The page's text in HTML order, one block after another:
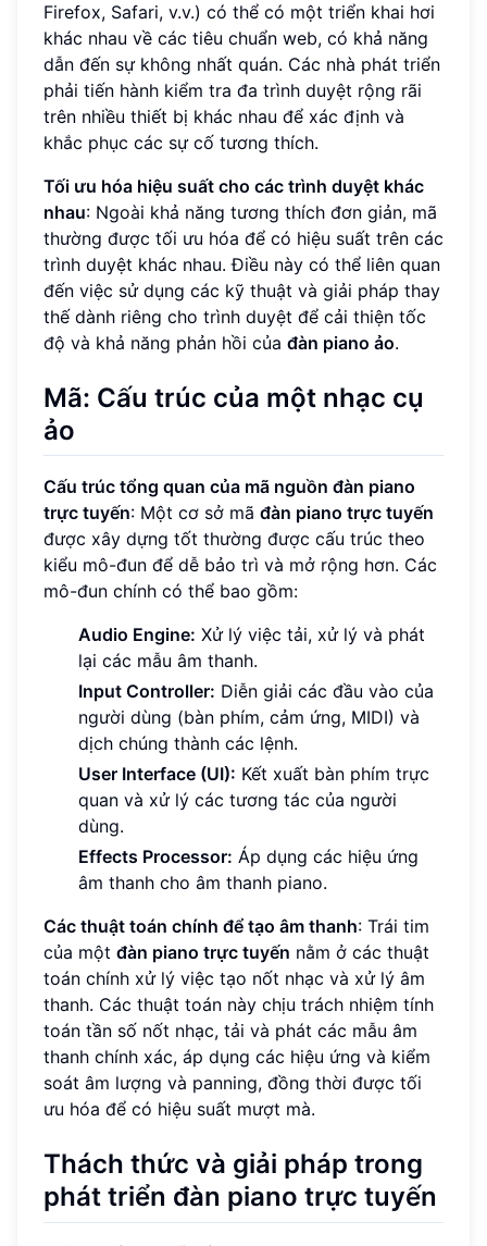
Firefox, Safari, v.v.) có thể có một triển khai hơi
khác nhau về các tiêu chuẩn web, có khả năng
dẫn đến sự không nhất quán. Các nhà phát triển
phải tiến hành kiểm tra đa trình duyệt rộng rãi
trên nhiều thiết bị khác nhau để xác định và
khắc phục các sự cố tương thích.
Tối ưu hóa hiệu suất cho các trình duyệt khác
nhau: Ngoài khả năng tương thích đơn giản, mã
thường được tối ưu hóa để có hiệu suất trên các
trình duyệt khác nhau. Điều này có thể liên quan
đến việc sử dụng các kỹ thuật và giải pháp thay
thế dành riêng cho trình duyệt để cải thiện tốc
độ và khả năng phản hồi của đàn piano ảo.
Mã: Cấu trúc của một nhạc cụ
ảo
Cấu trúc tổng quan của mã nguồn đàn piano
trực tuyến: Một cơ sở mã đàn piano trực tuyến
được xây dựng tốt thường được cấu trúc theo
kiểu mô-đun để dễ bảo trì và mở rộng hơn. Các
mô-đun chính có thể bao gồm:
Audio Engine: Xử lý việc tải, xử lý và phát
lại các mẫu âm thanh.
Input Controller: Diễn giải các đầu vào của
người dùng (bàn phím, cảm ứng, MIDI) và
dịch chúng thành các lệnh.
User Interface (UI): Kết xuất bàn phím trực
quan và xử lý các tương tác của người
dùng.
Effects Processor: Áp dụng các hiệu ứng
âm thanh cho âm thanh piano.
Các thuật toán chính để tạo âm thanh: Trái tim
của một đàn piano trực tuyến nằm ở các thuật
toán chính xử lý việc tạo nốt nhạc và xử lý âm
thanh. Các thuật toán này chịu trách nhiệm tính
toán tần số nốt nhạc, tải và phát các mẫu âm
thanh chính xác, áp dụng các hiệu ứng và kiểm
soát âm lượng và panning, đồng thời được tối
ưu hóa để có hiệu suất mượt mà.
Thách thức và giải pháp trong
phát triển đàn piano trực tuyến